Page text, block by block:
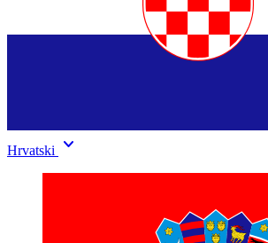
Hrvatski keyboard_arrow_down